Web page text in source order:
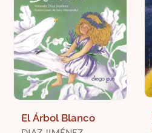
El Árbol Blanco